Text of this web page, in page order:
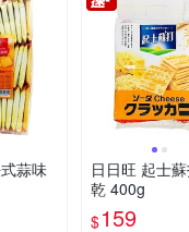
蒜味
日日旺 起士
乾 400g
$159